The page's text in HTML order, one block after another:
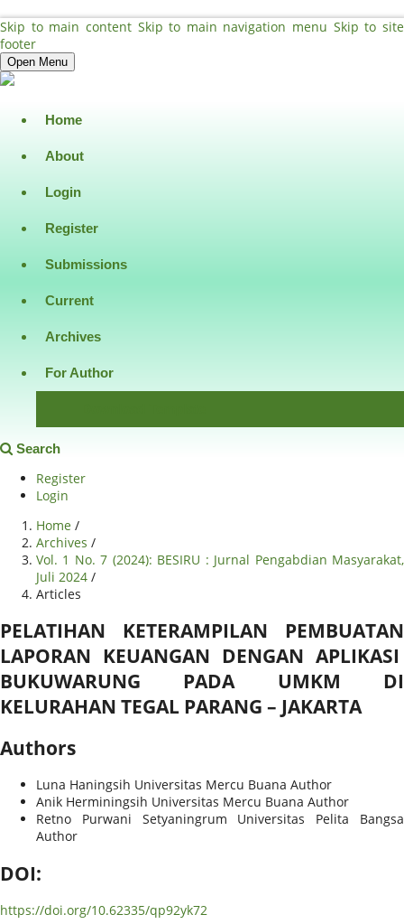
Skip to main content Skip to main navigation menu Skip to site
footer
Open Menu
Home
About
Login
Register
Submissions
Current
Archives
For Author
Search
Register
Login
Home /
Archives /
Vol. 1 No. 7 (2024): BESIRU : Jurnal Pengabdian Masyarakat,
Juli 2024 /
Articles
PELATIHAN KETERAMPILAN PEMBUATAN
LAPORAN KEUANGAN DENGAN APLIKASI
BUKUWARUNG PADA UMKM DI
KELURAHAN TEGAL PARANG – JAKARTA
Authors
Luna Haningsih Universitas Mercu Buana Author
Anik Herminingsih Universitas Mercu Buana Author
Retno Purwani Setyaningrum Universitas Pelita Bangsa
Author
DOI:
https://doi.org/10.62335/qp92yk72